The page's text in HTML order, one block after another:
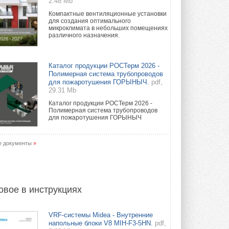
Компактные вентиляционные установки
для создания оптимального
микроклимата в небольших помещениях
различного назначения.
Каталог продукции РОСТерм 2026 -
Полимерная система трубопроводов
для пожаротушения ГОРЫНЫЧ.
pdf,
29.31 Mb
Каталог продукции РОСТерм 2026 -
Полимерная система трубопроводов
для пожаротушения ГОРЫНЫЧ
документы »
в инструкциях
VRF-системы Midea - Внутренние
напольные блоки V8 MIH-F3-5HN. pdf,